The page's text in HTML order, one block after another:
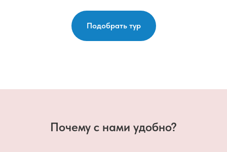
Подобрать тур
Почему с нами удобно?